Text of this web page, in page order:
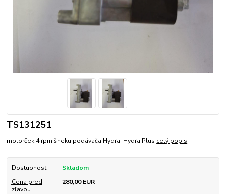
TS131251
motorček 4 rpm šneku podávača Hydra, Hydra Plus celý popis
Dostupnosť
Skladom
Cena pred
zľavou
280,00 EUR